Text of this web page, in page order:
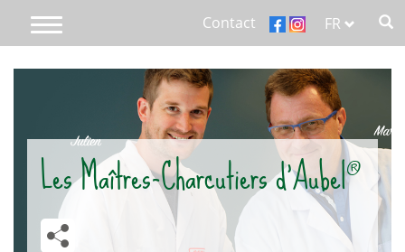
Aller
Toggle
navigation
FR
Contact
menu
responsive
Home
A propos d'Aubel
We care
Les Maîtres-Charcutiers d'Aubel®